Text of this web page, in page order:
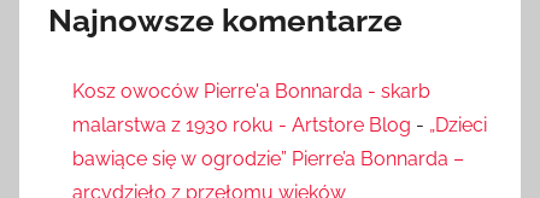
Najnowsze komentarze
Kosz owoców Pierre'a Bonnarda - skarb
malarstwa z 1930 roku - Artstore Blog - „Dzieci
bawiące się w ogrodzie” Pierre’a Bonnarda –
arcydzieło z przełomu wieków